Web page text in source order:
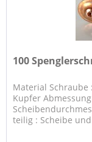
100
Material Schraube
Kupfer
teilig : Scheibe